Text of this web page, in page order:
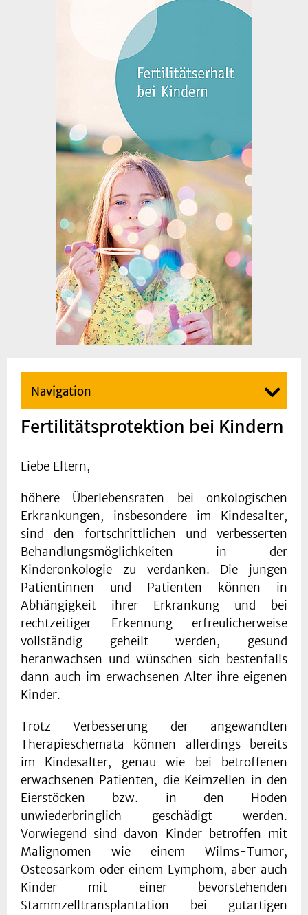
Navigation
Fertilitätsprotektion bei Kindern
Liebe Eltern,
höhere Überlebensraten bei onkologischen
Erkrankungen, insbesondere im Kindesalter,
sind den fortschrittlichen und verbesserten
Behandlungsmöglichkeiten in der
Kinderonkologie zu verdanken. Die jungen
Patientinnen und Patienten können in
Abhängigkeit ihrer Erkrankung und bei
rechtzeitiger Erkennung erfreulicherweise
vollständig geheilt werden, gesund
heranwachsen und wünschen sich bestenfalls
dann auch im erwachsenen Alter ihre eigenen
Kinder.
Trotz Verbesserung der angewandten
Therapieschemata können allerdings bereits
im Kindesalter, genau wie bei betroffenen
erwachsenen Patienten, die Keimzellen in den
Eierstöcken bzw. in den Hoden
unwiederbringlich geschädigt werden.
Vorwiegend sind davon Kinder betroffen mit
Malignomen wie einem Wilms-Tumor,
Osteosarkom oder einem Lymphom, aber auch
Kinder mit einer bevorstehenden
Stammzelltransplantation bei gutartigen